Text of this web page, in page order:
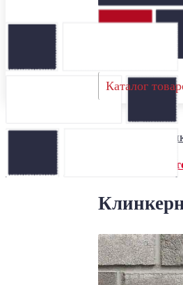
Каталог
← Назад в